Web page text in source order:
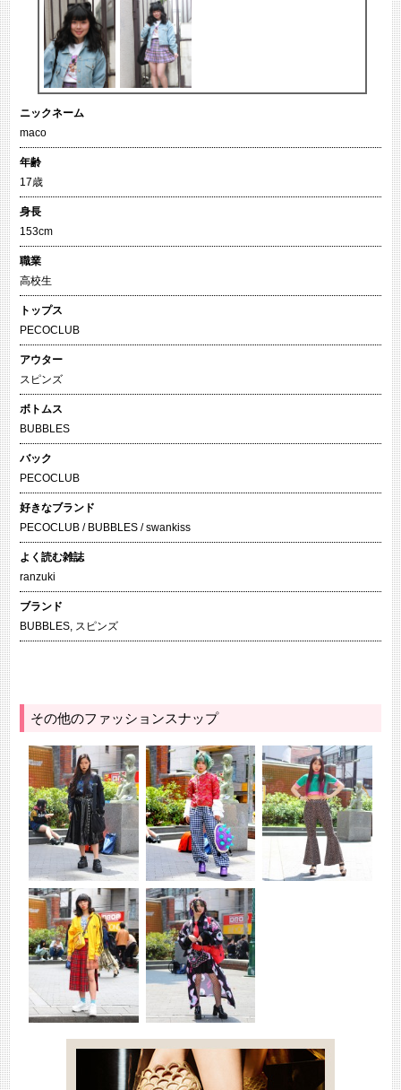
ニックネーム
maco
年齢
17歳
身長
153cm
職業
高校生
トップス
PECOCLUB
アウター
スピンズ
ボトムス
BUBBLES
バック
PECOCLUB
好きなブランド
PECOCLUB / BUBBLES / swankiss
よく読む雑誌
ranzuki
ブランド
BUBBLES, スピンズ
その他のファッションスナップ